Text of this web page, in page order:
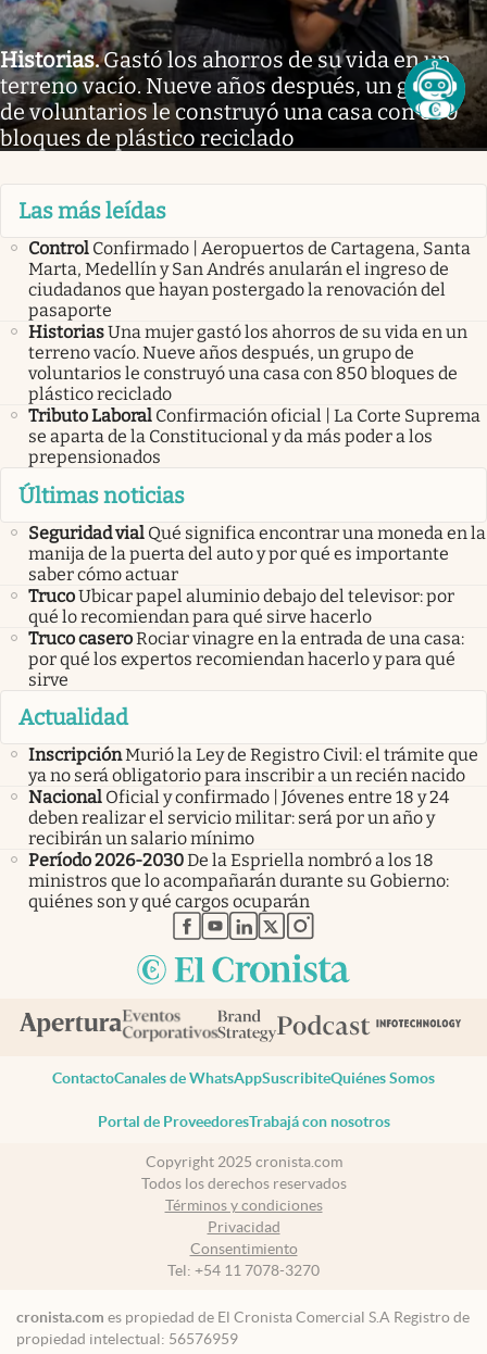
Historias.Gastó los ahorros de su vida en un
terreno vacío. Nueve años después, un grupo
de voluntarios le construyó una casa con 850
bloques de plástico reciclado
Las más leídas
Control Confirmado | Aeropuertos de Cartagena, Santa
Marta, Medellín y San Andrés anularán el ingreso de
ciudadanos que hayan postergado la renovación del
pasaporte
HistoriasUna mujer gastó los ahorros de su vida en un
terreno vacío. Nueve años después, un grupo de
voluntarios le construyó una casa con 850 bloques de
plástico reciclado
Tributo Laboral Confirmación oficial | La Corte Suprema
se aparta de la Constitucional y da más poder a los
prepensionados
Últimas noticias
Seguridad vial Qué significa encontrar una moneda en la
manija de la puerta del auto y por qué es importante
saber cómo actuar
TrucoUbicar papel aluminio debajo del televisor: por
qué lo recomiendan para qué sirve hacerlo
Truco caseroRociar vinagre en la entrada de una casa:
por qué los expertos recomiendan hacerlo y para qué
sirve
Actualidad
InscripciónMurió la Ley de Registro Civil: el trámite que
ya no será obligatorio para inscribir a un recién nacido
Nacional Oficial y confirmado | Jóvenes entre 18 y 24
deben realizar el servicio militar: será por un año y
recibirán un salario mínimo
Período 2026-2030De la Espriella nombró a los 18
ministros que lo acompañarán durante su Gobierno:
quiénes son y qué cargos ocuparán
abre en nueva pestaña
abre en nueva pestaña
abre en nueva pestaña
abre en nueva pestaña
abre en nueva pestaña
ContactoCanales de WhatsAppSuscribiteQuiénes Somos
Portal de ProveedoresTrabajá con nosotros
Copyright 2025 cronista.com
Todos los derechos reservados
Términos y condiciones
Privacidad
Consentimiento
Tel: +54 11 7078-3270
cronista.com es propiedad de El Cronista Comercial S.A Registro de
propiedad intelectual: 56576959